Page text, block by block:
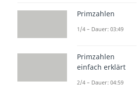
Zahlenstrahl an:
zum Beispiel die
3, 8 und 129
-33, -25 und -
sind auch reelle
Zahlen wie
Primzahlen
1/4 – Dauer: 03:49
Primzahlen
einfach erklärt
2/4 – Dauer: 04:59